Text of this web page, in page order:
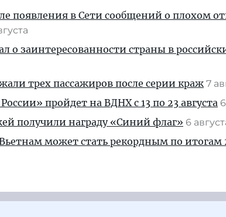
появления в Сети сообщений о плохом
о заинтересованности страны в
трех пассажиров после серии краж 7
пройдет на ВДНХ с 13 по 23 августа
получили награду «Синий флаг» 6
может стать рекордным по итогам